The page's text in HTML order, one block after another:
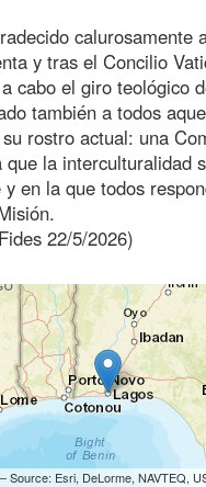
calurosamente
y tras el Concilio
cabo el giro teológico
también a todos
rostro actual: una
que la interculturalidad
en la que todos
22/5/2026)
Esri, DeLorme, NAVTEQ,